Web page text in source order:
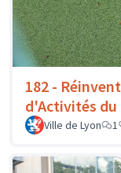
182 -
d'Activités
Ville de Lyon 1